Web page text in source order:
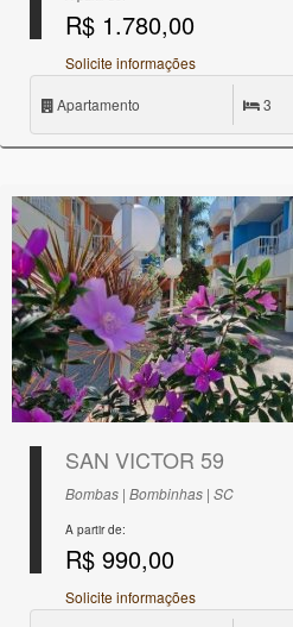
R$ 1.780,00
Solicite informações
Apartamento 3
SAN VICTOR 59
Bombas | Bombinhas | SC
A partir de:
R$ 990,00
Solicite informações